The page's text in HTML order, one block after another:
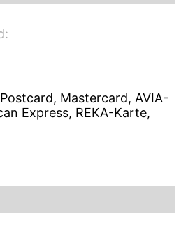
Mastercard, AVIA-
Express, REKA-Karte,